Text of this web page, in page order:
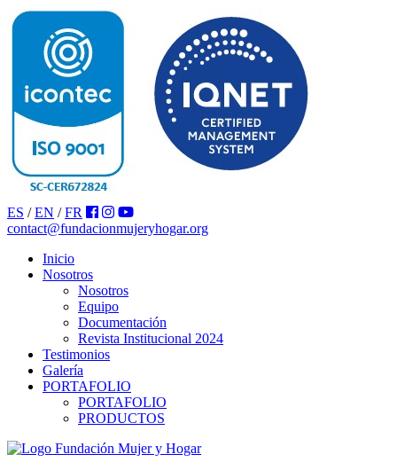
ES / EN / FR
contact@fundacionmujeryhogar.org
Inicio
Nosotros
Nosotros
Equipo
Documentación
Revista Institucional 2024
Testimonios
Galería
PORTAFOLIO
PORTAFOLIO
PRODUCTOS